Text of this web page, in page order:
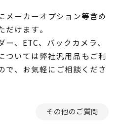
メーカーオプション等含め
だけます。
ー、ETC、バックカメラ、
ついては弊社汎用品もご利
で、お気軽にご相談くださ
その他のご質問